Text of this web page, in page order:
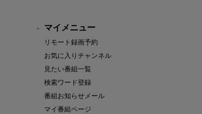
マイメニュー
リモート録画予約
お気に入りチャンネル
見たい番組一覧
検索ワード登録
番組お知らせメール
マイ番組ページ